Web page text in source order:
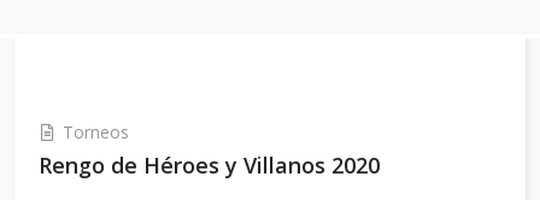
Torneos
Rengo de Héroes y Villanos 2020